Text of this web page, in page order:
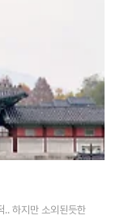
.. 하지만 소외된듯한